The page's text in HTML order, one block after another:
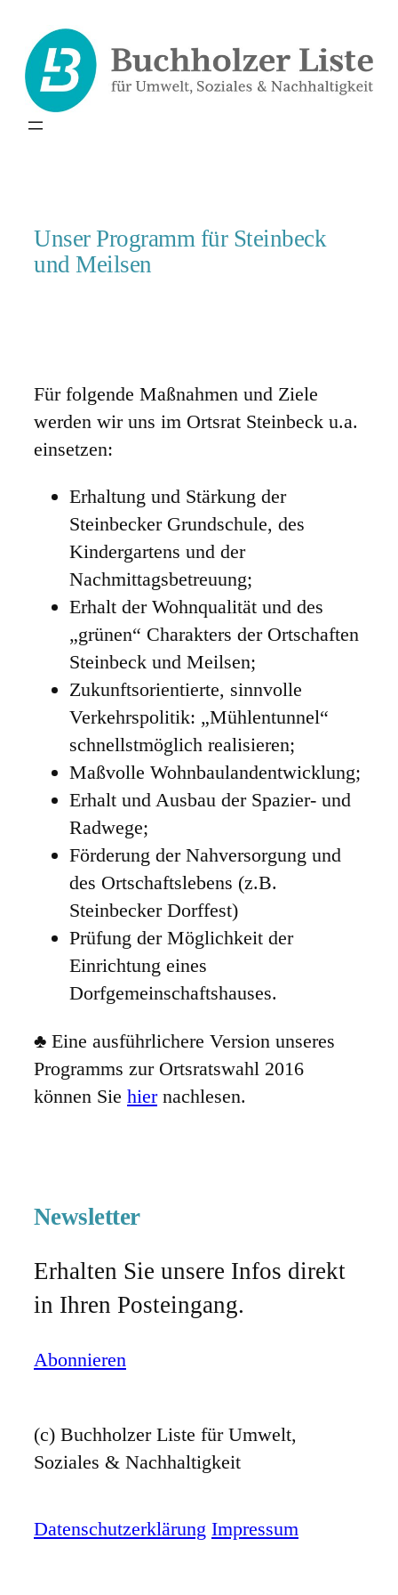
Inhalt
springen
Unser Programm für Steinbeck
und Meilsen
Für folgende Maßnahmen und Ziele
werden wir uns im Ortsrat Steinbeck u.a.
einsetzen:
Erhaltung und Stärkung der
Steinbecker Grundschule, des
Kindergartens und der
Nachmittagsbetreuung;
Erhalt der Wohnqualität und des
„grünen“ Charakters der Ortschaften
Steinbeck und Meilsen;
Zukunftsorientierte, sinnvolle
Verkehrspolitik: „Mühlentunnel“
schnellstmöglich realisieren;
Maßvolle Wohnbaulandentwicklung;
Erhalt und Ausbau der Spazier- und
Radwege;
Förderung der Nahversorgung und
des Ortschaftslebens (z.B.
Steinbecker Dorffest)
Prüfung der Möglichkeit der
Einrichtung eines
Dorfgemeinschaftshauses.
♣ Eine ausführlichere Version unseres
Programms zur Ortsratswahl 2016
können Sie hiernachlesen.
Newsletter
Erhalten Sie unsere Infos direkt
in Ihren Posteingang.
Abonnieren
(c) Buchholzer Liste für Umwelt,
Soziales & Nachhaltigkeit
Datenschutzerklärung Impressum